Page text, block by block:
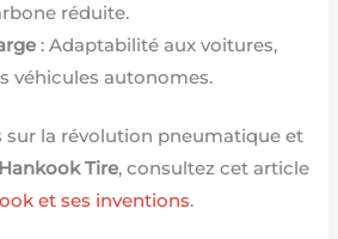
réduite.
: Adaptabilité aux voitures,
véhicules autonomes.
sur la révolution pneumatique et
Hankook Tire, consultez cet article
et ses inventions.